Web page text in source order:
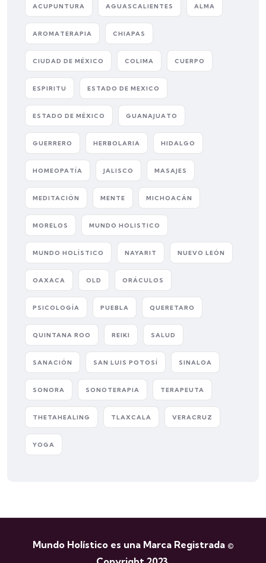
ACUPUNTURA AGUASCALIENTES ALMA
AROMATERAPIA CHIAPAS
CIUDAD DE MÉXICO COLIMA CUERPO
ESPIRITU ESTADO DE MEXICO
ESTADO DE MÉXICO GUANAJUATO
GUERRERO HERBOLARIA HIDALGO
HOMEOPATÍA JALISCO MASAJES
MEDITACIÓN MENTE MICHOACÁN
MORELOS MUNDO HOLISTICO
MUNDO HOLÍSTICO NAYARIT NUEVO LEÓN
OAXACA OLD ORÁCULOS
PSICOLOGÍA PUEBLA QUERETARO
QUINTANA ROO REIKI SALUD
SANACIÓN SAN LUIS POTOSÍ SINALOA
SONORA SONOTERAPIA TERAPEUTA
THETAHEALING TLAXCALA VERACRUZ
YOGA
Mundo Holístico es una Marca Registrada ©